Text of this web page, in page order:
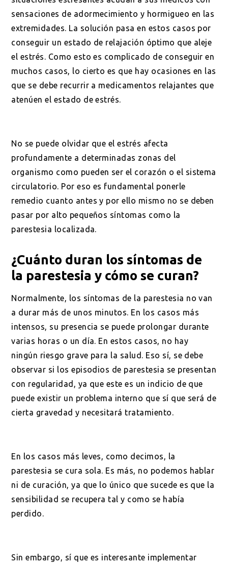
sensaciones de adormecimiento y hormigueo en las
extremidades. La solución pasa en estos casos por
conseguir un estado de relajación óptimo que aleje
el estrés. Como esto es complicado de conseguir en
muchos casos, lo cierto es que hay ocasiones en las
que se debe recurrir a medicamentos relajantes que
atenúen el estado de estrés.
No se puede olvidar que el estrés afecta
profundamente a determinadas zonas del
organismo como pueden ser el corazón o el sistema
circulatorio. Por eso es fundamental ponerle
remedio cuanto antes y por ello mismo no se deben
pasar por alto pequeños síntomas como la
parestesia localizada.
¿Cuánto duran los síntomas de
la parestesia y cómo se curan?
Normalmente, los síntomas de la parestesia no van
a durar más de unos minutos. En los casos más
intensos, su presencia se puede prolongar durante
varias horas o un día. En estos casos, no hay
ningún riesgo grave para la salud. Eso sí, se debe
observar si los episodios de parestesia se presentan
con regularidad, ya que este es un indicio de que
puede existir un problema interno que sí que será de
cierta gravedad y necesitará tratamiento.
En los casos más leves, como decimos, la
parestesia se cura sola. Es más, no podemos hablar
ni de curación, ya que lo único que sucede es que la
sensibilidad se recupera tal y como se había
perdido.
Sin embargo, sí que es interesante implementar